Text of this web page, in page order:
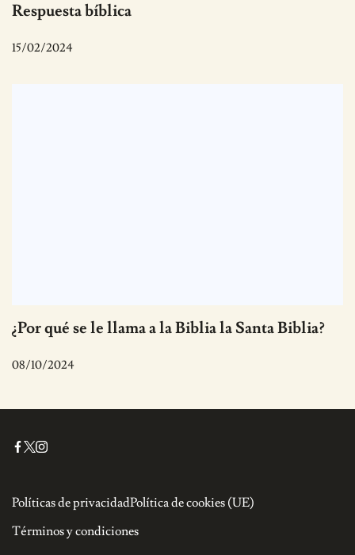
Respuesta bíblica
15/02/2024
¿Por qué se le llama a la Biblia la Santa Biblia?
08/10/2024
Políticas de privacidadPolítica de cookies (UE)
Términos y condiciones